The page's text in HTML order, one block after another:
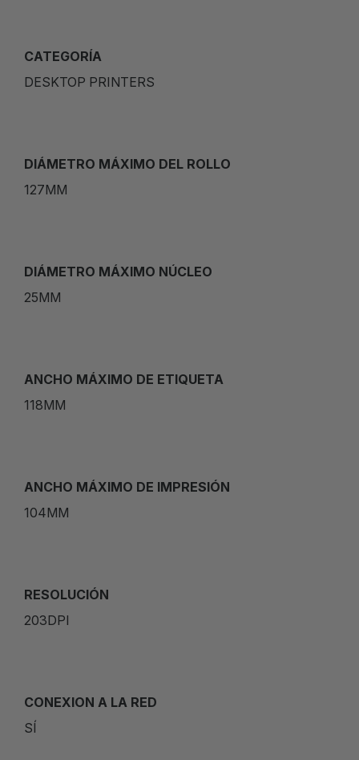
CATEGORÍA
DESKTOP PRINTERS
DIÁMETRO MÁXIMO DEL ROLLO
127MM
DIÁMETRO MÁXIMO NÚCLEO
25MM
ANCHO MÁXIMO DE ETIQUETA
118MM
ANCHO MÁXIMO DE IMPRESIÓN
104MM
RESOLUCIÓN
203DPI
CONEXION A LA RED
SÍ